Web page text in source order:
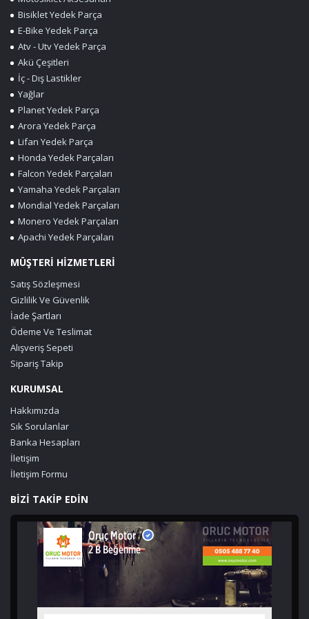
Bisiklet Yedek Parça
E-Bike Yedek Parça
Atv - Utv Yedek Parça
Akü Çeşitleri
İç - Dış Lastikler
Yağlar
Planet Yedek Parça
Arora Yedek Parça
Lifan Yedek Parça
Honda Yedek Parçaları
Falcon Yedek Parçaları
Yamaha Yedek Parçaları
Mondial Yedek Parçaları
Monero Yedek Parçaları
Apachi Yedek Parçaları
MÜŞTERİ HİZMETLERİ
Satış Sözleşmesi
Gizlilik Ve Güvenlik
İade Şartları
Ödeme Ve Teslimat
Alışveriş Sepeti
Sipariş Takip
KURUMSAL
Hakkımızda
Sık Sorulanlar
Banka Hesapları
İletişim
İletişim Formu
BİZİ TAKİP EDİN